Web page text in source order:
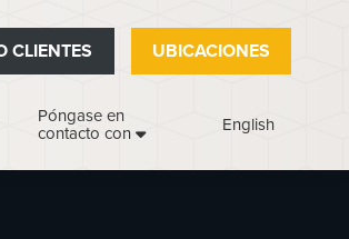
CLIENTES UBICACIONES
Póngase en
contacto con
English